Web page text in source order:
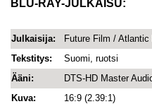
BLU-RAY-JULKAISU:
Julkaisija:
Future Film / Atlantic
Tekstitys:
Suomi, ruotsi
Ääni:
DTS-HD Master
Kuva:
16:9 (2.39:1)